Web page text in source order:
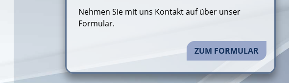
Nehmen Sie mit uns Kontakt auf über unser
Formular.
ZUM FORMULAR